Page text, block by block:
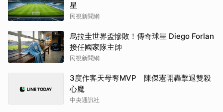
星
民視新聞網
烏拉圭世界盃慘敗！傳奇球星 Diego Forlan
接任國家隊主帥
民視新聞網
3度作客天母奪MVP 陳傑憲開轟擊退雙殺
心魔
中央通訊社